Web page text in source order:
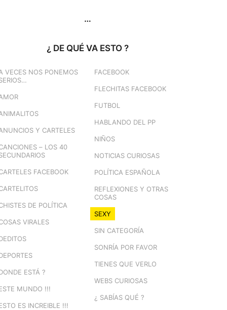
…
¿ DE QUÉ VA ESTO ?
VECES NOS PONEMOS
Y CARTELES
– LOS 40
FACEBOOK
DE POLÍTICA
VIRALES
ESTÁ ?
MUNDO !!!
ES INCREIBLE !!!
FACEBOOK
FLECHITAS FACEBOOK
FUTBOL
HABLANDO DEL PP
NIÑOS
NOTICIAS CURIOSAS
POLÍTICA ESPAÑOLA
REFLEXIONES Y OTRAS
COSAS
SEXY
SIN CATEGORÍA
SONRÍA POR FAVOR
TIENES QUE VERLO
WEBS CURIOSAS
¿ SABÍAS QUÉ ?